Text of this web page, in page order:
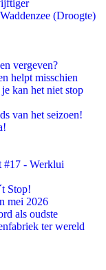
(Droogte)
vergeven?
helpt misschien
kan het niet stop
van het seizoen!
#17 - Werklui
Stop!
mei 2026
als oudste
ter wereld